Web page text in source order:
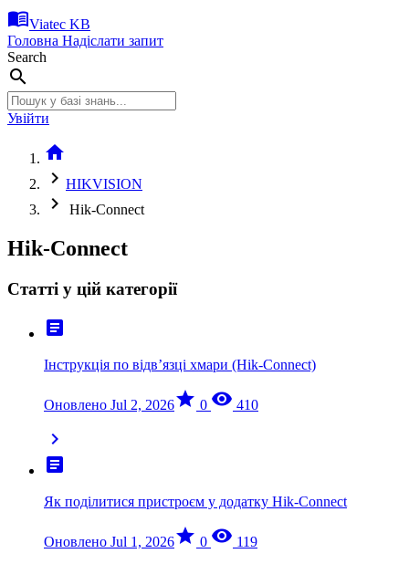
menu_bookViatec KB
Головна Надіслати запит
Search
search
Увійти
home
chevron_right HIKVISION
chevron_right Hik-Connect
Hik-Connect
Статті у цій категорії
article
Інструкція по відв’язці хмари (Hik-Connect)
Оновлено Jul 2, 2026star 0 visibility 410
chevron_right
article
Як поділитися пристроєм у додатку Hik-Connect
Оновлено Jul 1, 2026star 0 visibility 119